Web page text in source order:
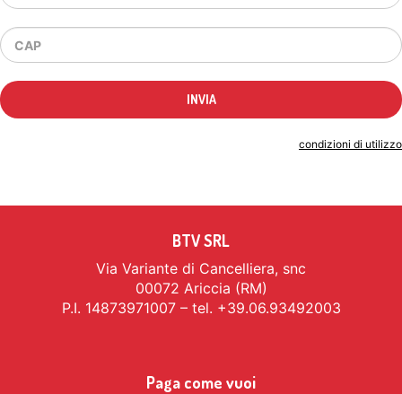
condizioni di utilizzo
BTV SRL
Via Variante di Cancelliera, snc
00072 Ariccia (RM)
P.I. 14873971007 – tel. +39.06.93492003
Paga come vuoi